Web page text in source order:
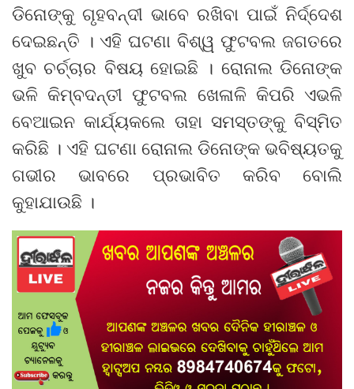
ଡିନୋଙ୍କୁ ଗୃହବନ୍ଦୀ ଭାବେ ରଖିବା ପାଇଁ ନିର୍ଦ୍ଦେଶ
ଦେଇଛନ୍ତି । ଏହି ଘଟଣା ବିଶ୍ୱ ଫୁଟବଲ ଜଗତରେ
ଖୁବ ଚର୍ଚ୍ଚାର ବିଷୟ ହୋଇଛି । ରୋନାଲ ଡିନୋଙ୍କ
ଭଳି କିମ୍ବଦନ୍ତୀ ଫୁଟବଲ ଖେଳାଳି କିପରି ଏଭଳି
ବେଆଇନ କାର୍ଯ୍ୟକଲେ ତାହା ସମସ୍ତଙ୍କୁ ବିସ୍ମିତ
କରିଛି । ଏହି ଘଟଣା ରୋନାଲ ଡିନୋଙ୍କ ଭବିଷ୍ୟତକୁ
ଗଭୀର ଭାବରେ ପ୍ରଭାବିତ କରିବ ବୋଲି
କୁହାଯାଉଛି ।